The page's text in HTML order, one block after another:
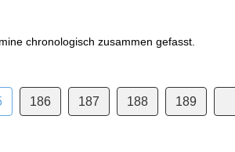
chronologisch zusammen gefasst.
186 187 188 189